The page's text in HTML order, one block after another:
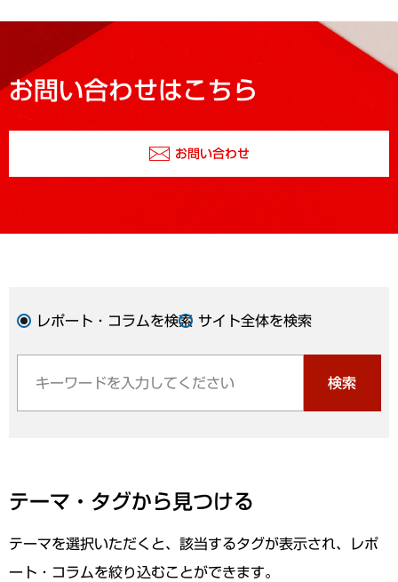
お問い合わせはこちら
お問い合わせ
レポート・コラムを検索 サイト全体を検索
検索
テーマ・タグから見つける
テーマを選択いただくと、該当するタグが表示され、レポ
ート・コラムを絞り込むことができます。